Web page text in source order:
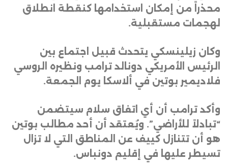
محذراً من إمكان استخدامها كنقطة انطلاق
لهجمات مستقبلية.
وكان زيلينسكي يتحدث قبيل اجتماع بين
الرئيس الأمريكي دونالد ترامب ونظيره الروسي
فلاديمير بوتين في ألاسكا يوم الجمعة.
وأكد ترامب أن أي اتفاق سلام سيتضمن
“تبادلاً للأراضي”. ويُعتقد أن أحد مطالب بوتين
هو أن تتنازل كييف عن المناطق التي لا تزال
تسيطر عليها في إقليم دونباس.